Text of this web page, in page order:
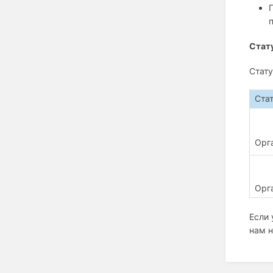
Если
нам